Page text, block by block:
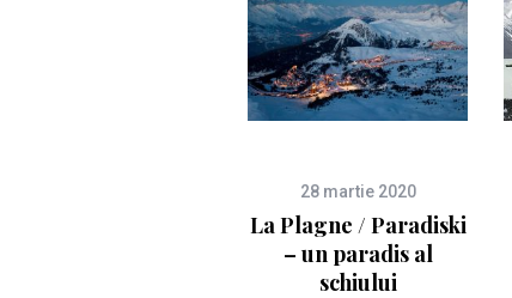
28 martie 2020
La Plagne / Paradiski
– un paradis al
schiului